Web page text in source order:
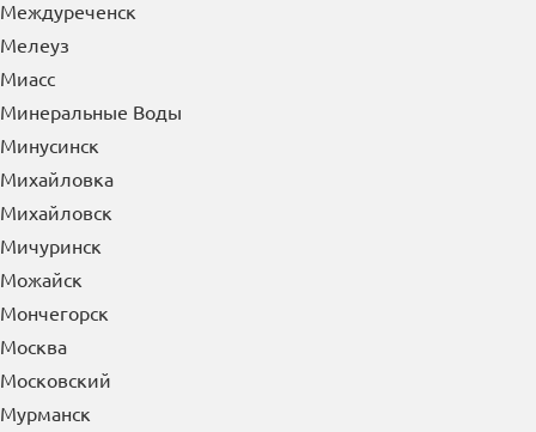
Междуреченск
Мелеуз
Миасс
Минеральные Воды
Минусинск
Михайловка
Михайловск
Мичуринск
Можайск
Мончегорск
Москва
Московский
Мурманск